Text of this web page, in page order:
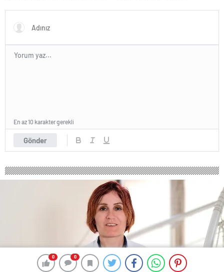
0 0
etti
Gönder
En az 10 karakter gerekli
0 0